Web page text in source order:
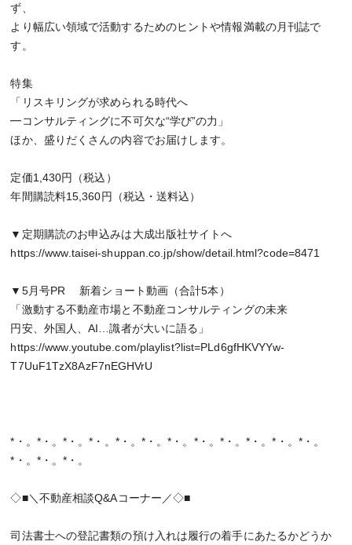
ず、
より幅広い領域で活動するためのヒントや情報満載の月刊誌で
す。
特集
「リスキリングが求められる時代へ
━コンサルティングに不可欠な“学び”の力」
ほか、盛りだくさんの内容でお届けします。
定価1,430円（税込）
年間購読料15,360円（税込・送料込）
▼定期購読のお申込みは大成出版社サイトへ
https://www.taisei-shuppan.co.jp/show/detail.html?code=8471
▼5月号PR 新着ショート動画（合計5本）
「激動する不動産市場と不動産コンサルティングの未来
円安、外国人、AI…識者が大いに語る」
https://www.youtube.com/playlist?list=PLd6gfHKVYYw-
T7UuF1TzX8AzF7nEGHVrU
*・。*・。*・。*・。*・。*・。*・。*・。*・。*・。*・。*・。
*・。*・。*・。
◇■＼不動産相談Q&Aコーナー／◇■
司法書士への登記書類の預け入れは履行の着手にあたるかどうか